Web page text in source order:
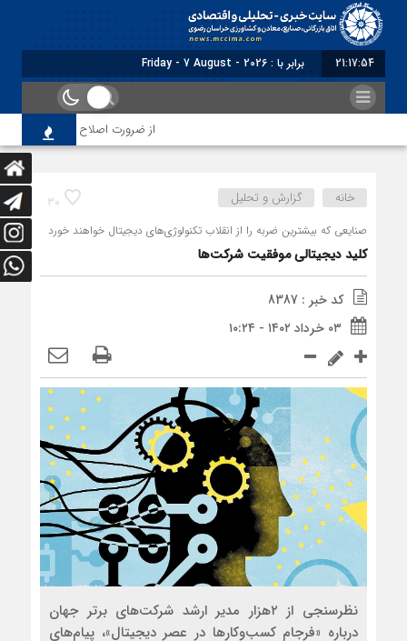
21:17:55 برابر با : Friday - 7 August - 2026
از ضرورت اصلاح رویه‌های بازرسی تا
30 خانه گزارش و تحلیل
صنایعی که بیشترین ضربه‏‏‌ را از انقلاب تکنولوژی‏‏‌های دیجیتال خواهند خورد
کلید دیجیتالی موفقیت شرکت‌ها
کد خبر : 8387
۰۳ خرداد ۱۴۰۲ - ۱۰:۲۴
نظرسنجی از ۲هزار مدیر ارشد شرکت‌های برتر جهان
درباره «فرجام کسب‌وکارها در عصر دیجیتال»، پیام‌های